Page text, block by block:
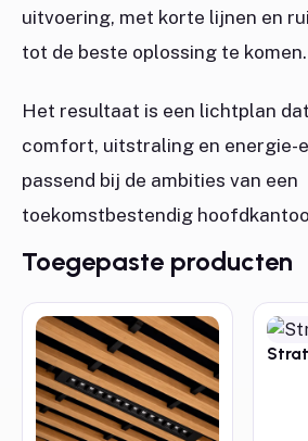
uitvoering, met korte lijnen en
tot de beste oplossing te komen.
Het resultaat is een lichtplan
comfort, uitstraling en energie-
passend bij de ambities van een
toekomstbestendig
Toegepaste producten